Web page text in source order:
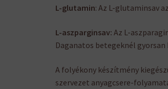
L-glutamin: Az L-glutaminsav
L-aszparginsav: Az L-
Daganatos betegeknél
A folyékony készítmény
szervezet anyagcsere-